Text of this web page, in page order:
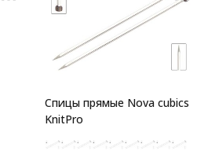
Спицы прямые Nova cubics
KnitPro